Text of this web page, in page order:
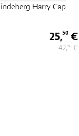
Harry Cap
25,50 €
42,50€